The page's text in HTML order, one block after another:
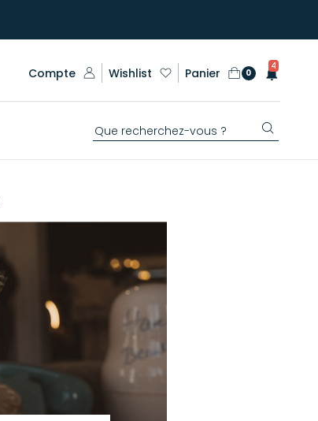
Compte Wishlist Panier 0
4